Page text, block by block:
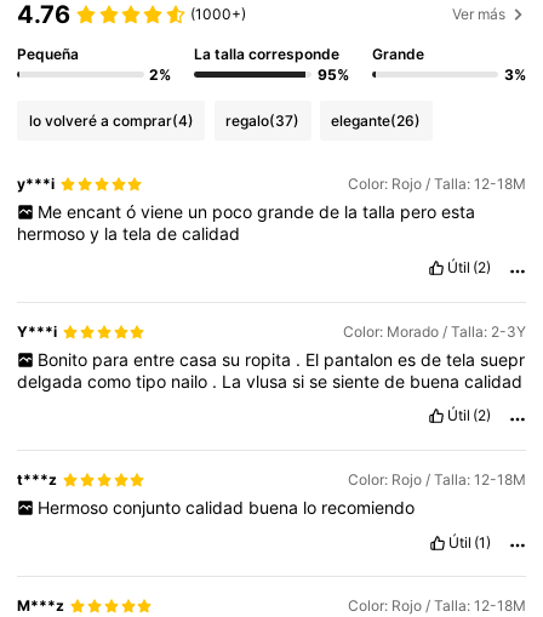
4.76 (1000+) Ver más
Pequeña
2%
La talla corresponde
95%
Grande
3%
lo volveré a comprar(4) regalo(37) elegante(26)
y***i Color: Rojo / Talla: 12-18M
Me encant ó viene un poco grande de la talla pero esta
hermosoy lateladecalidad
Útil (2)
Y***i Color: Morado / Talla: 2-3Y
Bonito para entre casa su ropita . El pantalon es de tela suepr
delgadacomotipo nailo . Lavlusasisesientede buenacalidad
Útil (2)
t***z Color: Rojo / Talla: 12-18M
Hermoso conjunto calidad buena lo recomiendo
Útil (1)
M***z Color: Rojo / Talla: 12-18M